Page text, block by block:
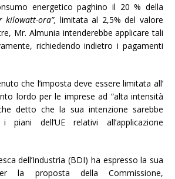
energetico paghino il 20 % della
kilowatt-ora”, limitata al 2,5% del valore
Mr. Almunia intenderebbe applicare tali
richiedendo indietro i pagamenti
che l’imposta deve essere limitata all’
lordo per le imprese ad “alta intensità
detto che la sua intenzione sarebbe
dell’UE relativi all’applicazione
dell’Industria (BDI) ha espresso la sua
la proposta della Commissione,